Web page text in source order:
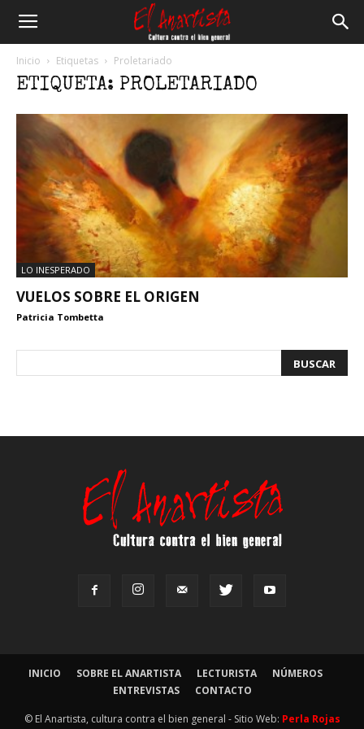
Inicio Etiquetas Proletariado
ETIQUETA: PROLETARIADO
LO INESPERADO
VUELOS SOBRE EL ORIGEN
Patricia Tombetta
INICIO SOBRE EL ANARTISTA LECTURISTA
NÚMEROS
ENTREVISTAS
CONTACTO
© El Anartista, cultura contra el bien general - Sitio Web: Perla Rojas